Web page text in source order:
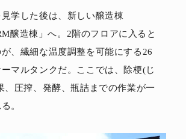
学した後は、新しい醸造棟
醸造棟」へ。2階のフロアに入ると
、繊細な温度調整を可能にする26
マルタンクだ。ここでは、除梗(じ
、圧搾、発酵、瓶詰までの作業が一
。